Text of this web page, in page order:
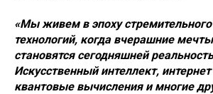
«Мы живем в эпоху стремительного
технологий, когда вчерашние
становятся сегодняшней
Искусственный интеллект,
квантовые вычисления и многие